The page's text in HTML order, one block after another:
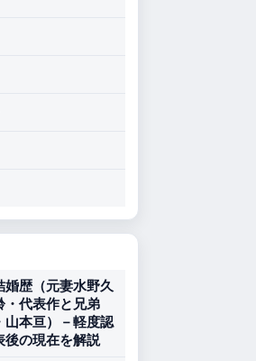
婚歴（元妻水野久
・代表作と兄弟
山本亘）－軽度認
後の現在を解説